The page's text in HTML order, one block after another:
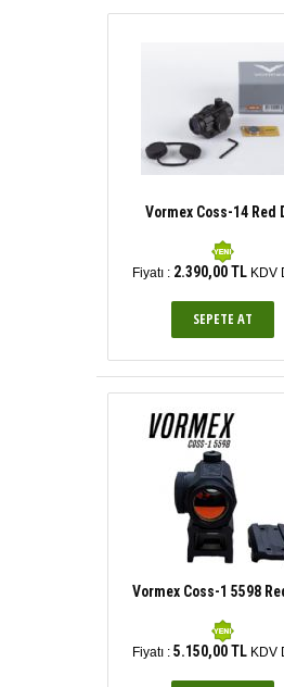
Vormex Coss-14 Red
Fiyatı : 2.390,00 TL KDV
Vormex Coss-1 5598
Fiyatı : 5.150,00 TL KDV